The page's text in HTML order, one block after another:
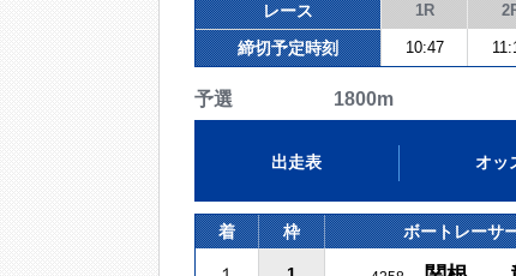
レース 1R
締切予定時刻 10:47
予選 1800m
出走表 オッ
着 枠 ボートレーサ